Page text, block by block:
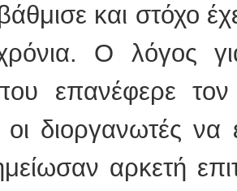
και στόχο
Ο λόγος
επανέφερε
διοργανωτές να
αρκετή